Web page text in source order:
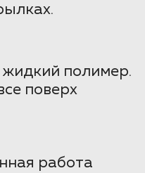
полимер.
поверх
работа